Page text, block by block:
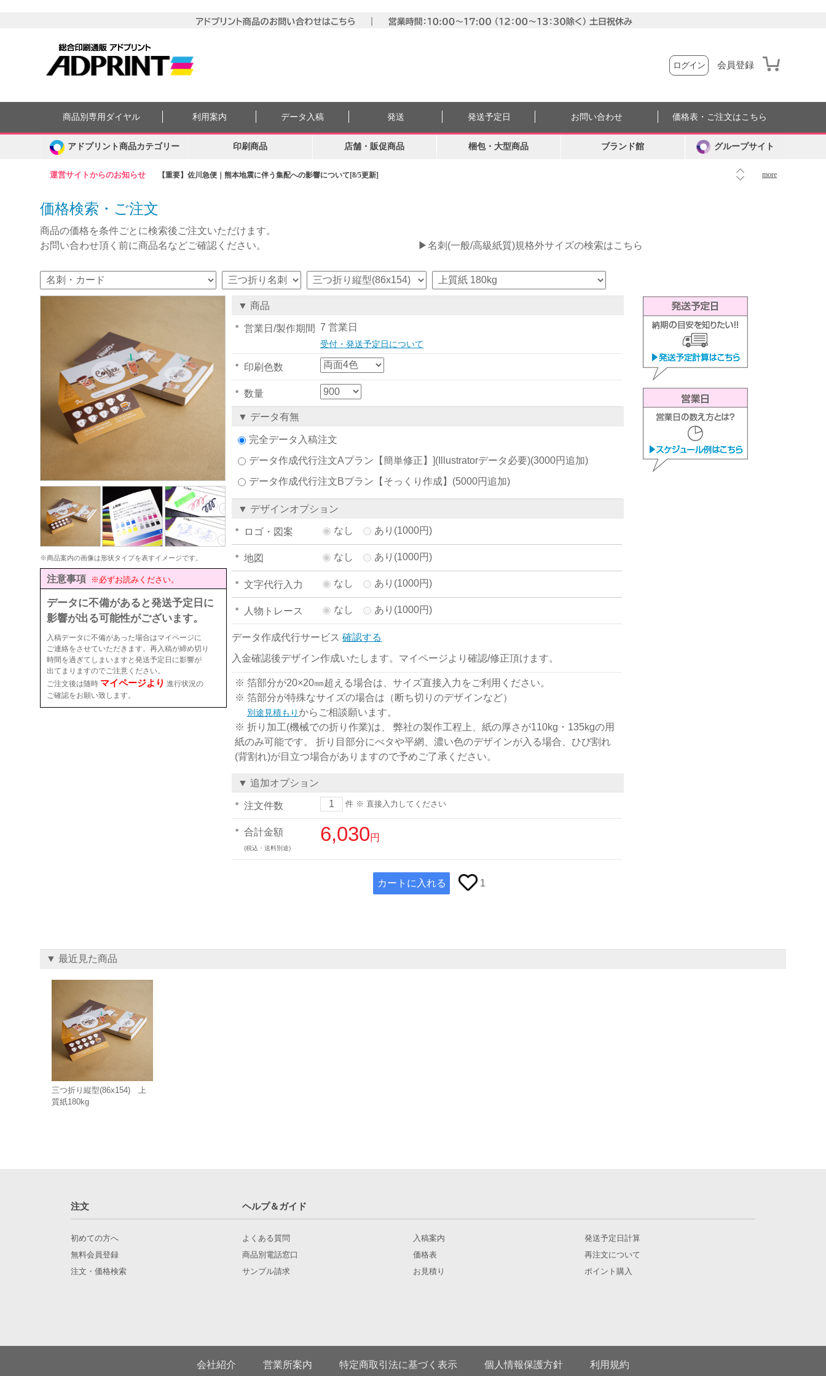
ログイン 会員登録
運営サイトからのお知らせ 【重要】佐川急便｜熊本地震に伴う集配への影響について[8/5更新] more
商品別専用ダイヤル 利用案内 データ入稿 発送 発送予定日 お問い合わせ 価格表・ご注文はこちら
アドプリント商品カテゴリー 印刷商品 店舗・販促商品 梱包・大型商品 ブランド館 グループサイト
価格検索・ご注文
商品の価格を条件ごとに検索後ご注文いただけます。
お問い合わせ頂く前に商品名などご確認ください。
▶名刺(一般/高級紙質)規格外サイズの検索はこちら
※商品案内の画像は形状タイプを表すイメージです。
注意事項 ※必ずお読みください。
データに不備があると発送予定日に
影響が出る可能性がございます。
入稿データに不備があった場合はマイページに
ご連絡をさせていただきます。再入稿が締め切り
時間を過ぎてしまいますと発送予定日に影響が
出てまりますのでご注意ください。
ご注文後は随時 マイページより 進行状況の
ご確認をお願い致します。
▼ 商品
営業日/製作期間 7 営業日
受付・発送予定日について
印刷色数
数量
▼ データ有無
完全データ入稿注文
データ作成代行注文Aプラン【簡単修正】](Illustratorデータ必要)(3000円追加)
データ作成代行注文Bプラン【そっくり作成】 (5000円追加)
▼ デザインオプション
ロゴ・図案 なし あり(1000円)
地図 なし あり(1000円)
文字代行入力 なし あり(1000円)
人物トレース なし あり(1000円)
データ作成代行サービス 確認する
入金確認後デザイン作成いたします。マイページより確認/修正頂けます。
※ 箔部分が20×20㎜超える場合は、サイズ直接入力をご利用ください。
※ 箔部分が特殊なサイズの場合は（断ち切りのデザインなど）
別途見積もりからご相談願います。
※ 折り加工(機械での折り作業)は、 弊社の製作工程上、紙の厚さが110kg・135kgの用
紙のみ可能です。 折り目部分にべタや平網、濃い色のデザインが入る場合、ひび割れ
(背割れ)が目立つ場合がありますので予めご了承ください。
▼ 追加オプション
注文件数 件 ※ 直接入力してください
合計金額
(税込・送料別途)
6,030円
カートに入れる 1
▼ 最近見た商品
三つ折り縦型(86x154) 上
質紙180kg
注文 ヘルプ＆ガイド
初めての方へ
無料会員登録
注文・価格検索
よくある質問
商品別電話窓口
サンプル請求
入稿案内
価格表
お見積り
発送予定日計算
再注文について
ポイント購入
会社紹介 営業所案内 特定商取引法に基づく表示 個人情報保護方針 利用規約